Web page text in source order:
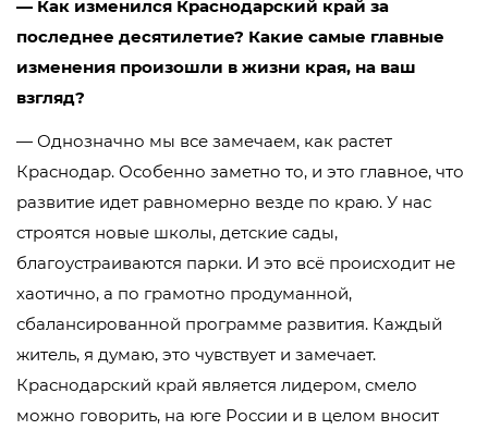
— Как изменился Краснодарский край за
последнее десятилетие? Какие самые главные
изменения произошли в жизни края, на ваш
взгляд?
— Однозначно мы все замечаем, как растет
Краснодар. Особенно заметно то, и это главное, что
развитие идет равномерно везде по краю. У нас
строятся новые школы, детские сады,
благоустраиваются парки. И это всё происходит не
хаотично, а по грамотно продуманной,
сбалансированной программе развития. Каждый
житель, я думаю, это чувствует и замечает.
Краснодарский край является лидером, смело
можно говорить, на юге России и в целом вносит